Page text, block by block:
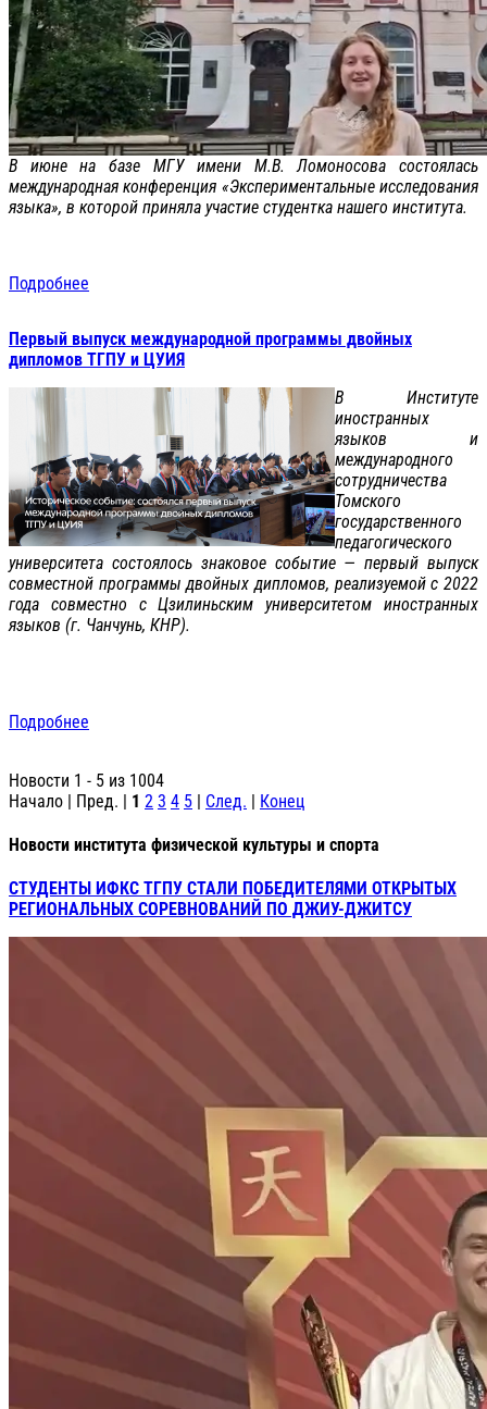
В июне на базе МГУ имени М.В. Ломоносова состоялась
международная конференция «Экспериментальные исследования
языка», в которой приняла участие студентка нашего института.
Подробнее
Первый выпуск международной программы двойных
дипломов ТГПУ и ЦУИЯ
В Институте
иностранных
языков и
международного
сотрудничества
Томского
государственного
педагогического
университета состоялось знаковое событие — первый выпуск
совместной программы двойных дипломов, реализуемой с 2022
года совместно с Цзилиньским университетом иностранных
языков (г. Чанчунь, КНР).
Подробнее
Новости 1 - 5 из 1004
Начало | Пред. | 1 2 3 4 5 | След. | Конец
Новости института физической культуры и спорта
СТУДЕНТЫ ИФКС ТГПУ СТАЛИ ПОБЕДИТЕЛЯМИ ОТКРЫТЫХ
РЕГИОНАЛЬНЫХ СОРЕВНОВАНИЙ ПО ДЖИУ-ДЖИТСУ